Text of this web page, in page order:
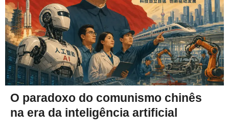
O paradoxo do comunismo chinês
na era da inteligência artificial